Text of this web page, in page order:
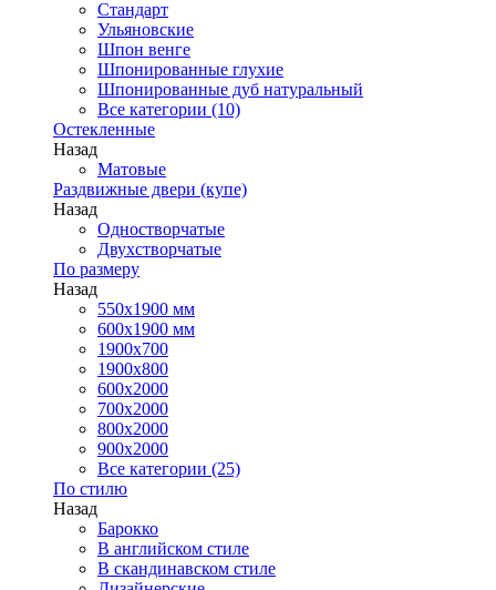
Стандарт
Ульяновские
Шпон венге
Шпонированные глухие
Шпонированные дуб натуральный
Все категории (10)
Остекленные
Назад
Матовые
Раздвижные двери (купе)
Назад
Одностворчатые
Двухстворчатые
По размеру
Назад
550x1900 мм
600x1900 мм
1900х700
1900х800
600x2000
700x2000
800x2000
900x2000
Все категории (25)
По стилю
Назад
Барокко
В английском стиле
В скандинавском стиле